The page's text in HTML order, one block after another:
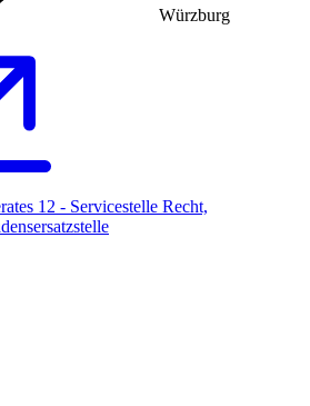
Würzburg
12 - Servicestelle Recht,